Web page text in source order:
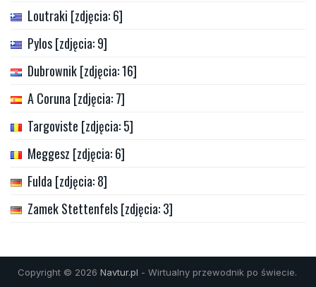
Loutraki [zdjęcia: 6]
Pylos [zdjęcia: 9]
Dubrownik [zdjęcia: 16]
A Coruna [zdjęcia: 7]
Targoviste [zdjęcia: 5]
Meggesz [zdjęcia: 6]
Fulda [zdjęcia: 8]
Zamek Stettenfels [zdjęcia: 3]
Copyright © 2026 Navtur.pl - Wirtualny przewodnik po świecie.